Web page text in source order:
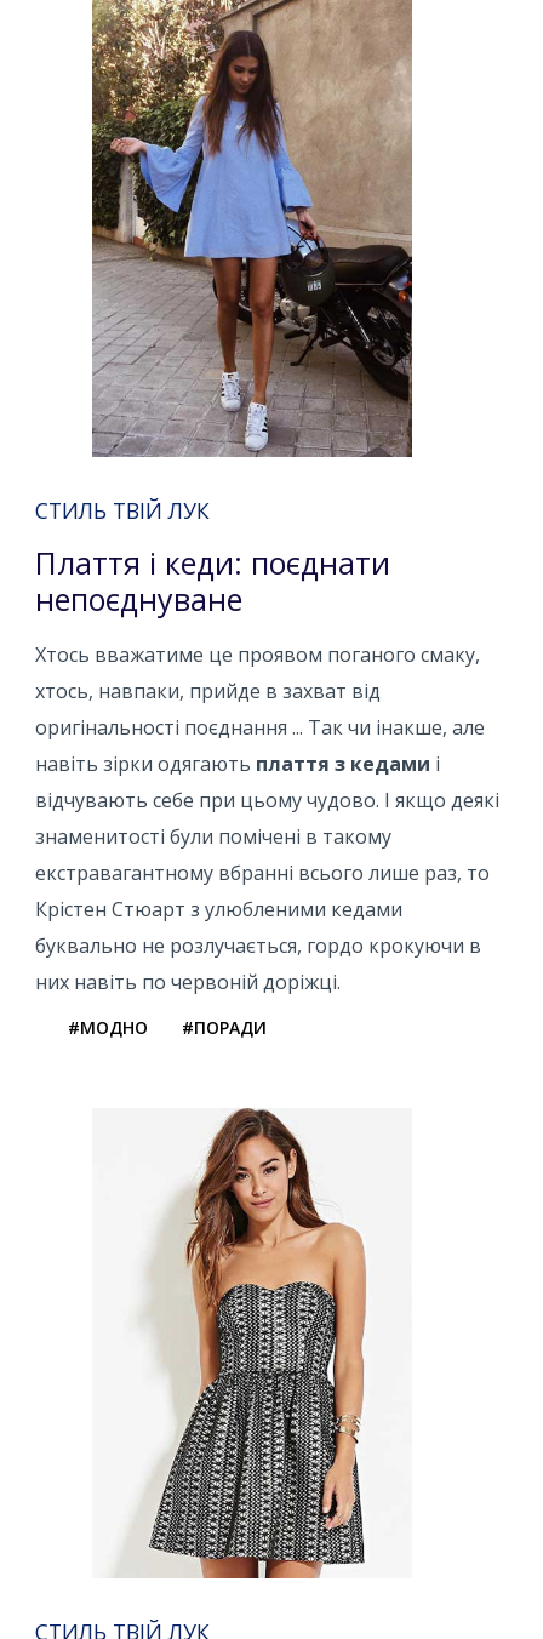
СТИЛЬ ТВІЙ ЛУК
Плаття і кеди: поєднати
непоєднуване
Хтось вважатиме це проявом поганого смаку,
хтось, навпаки, прийде в захват від
оригінальності поєднання ... Так чи інакше, але
навіть зірки одягають плаття з кедами і
відчувають себе при цьому чудово. І якщо деякі
знаменитості були помічені в такому
екстравагантному вбранні всього лише раз, то
Крістен Стюарт з улюбленими кедами
буквально не розлучається, гордо крокуючи в
них навіть по червоній доріжці.
#МОДНО #ПОРАДИ
СТИЛЬ ТВІЙ ЛУК